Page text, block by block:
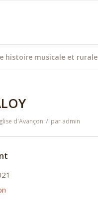
histoire musicale et rurale
d'Avançon / par admin